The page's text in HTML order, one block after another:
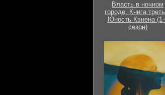
Власть в ночном
городе. Книга
Юность Кэнена
сезон)